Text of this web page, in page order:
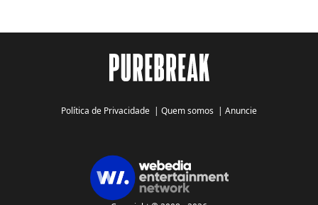
Política de Privacidade | Quem somos | Anuncie